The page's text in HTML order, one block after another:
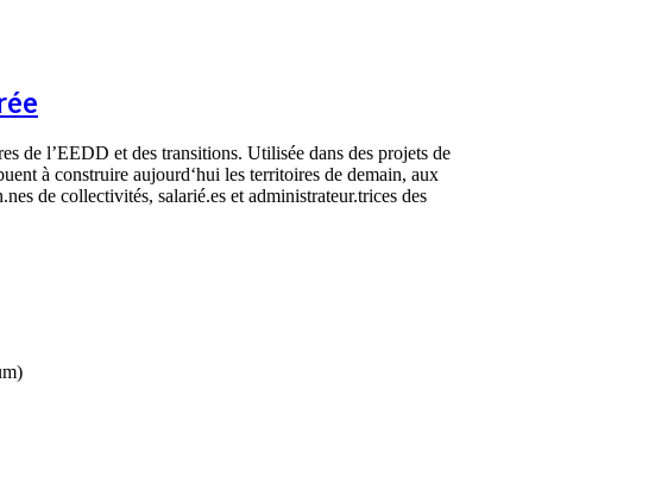
de l’EEDD et des transitions. Utilisée dans des projets de
à construire aujourd‘hui les territoires de demain, aux
de collectivités, salarié.es et administrateur.trices des